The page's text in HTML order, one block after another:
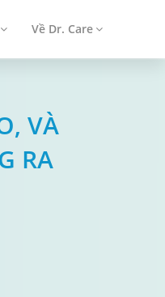
Về Dr. Care
VÀ
RA